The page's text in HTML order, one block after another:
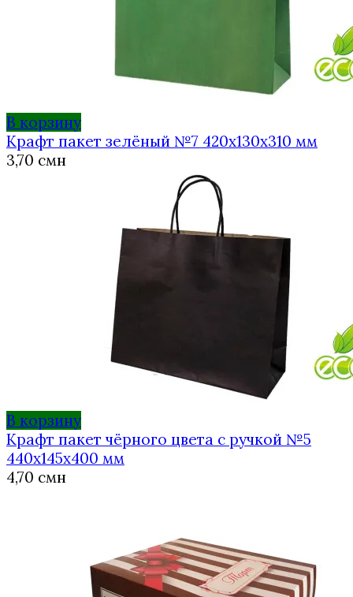
В корзину
Крафт пакет зелёный №7 420х130х310 мм
3,70 смн
В корзину
Крафт пакет чёрного цвета с ручкой №5
440х145х400 мм
4,70 смн